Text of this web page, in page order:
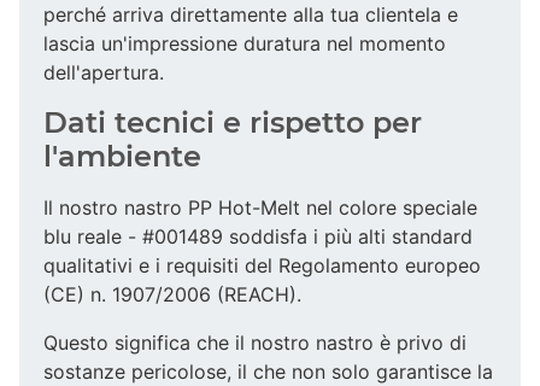
perché arriva direttamente alla tua clientela e
lascia un'impressione duratura nel momento
dell'apertura.
Dati tecnici e rispetto per
l'ambiente
Il nostro nastro PP Hot-Melt nel colore speciale
blu reale - #001489 soddisfa i più alti standard
qualitativi e i requisiti del Regolamento europeo
(CE) n. 1907/2006 (REACH).
Questo significa che il nostro nastro è privo di
sostanze pericolose, il che non solo garantisce la